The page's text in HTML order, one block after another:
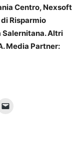
Centro, Nexsoft
Risparmio
Salernitana. Altri
Media Partner: